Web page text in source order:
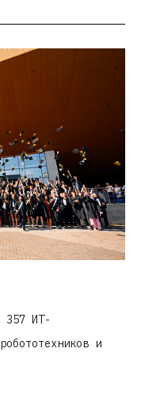
357 ИТ-
и